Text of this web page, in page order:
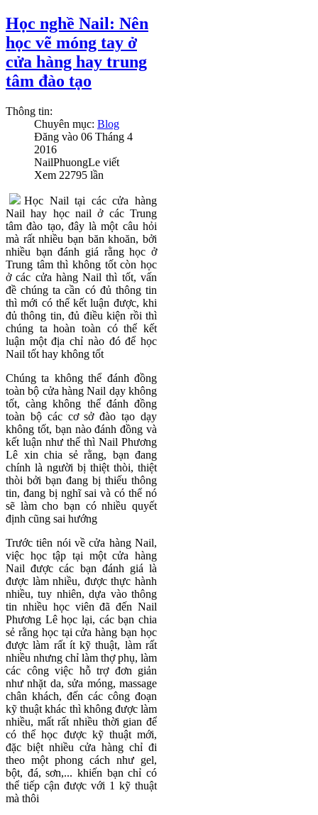
Học nghề Nail: Nên
học vẽ móng tay ở
cửa hàng hay trung
tâm đào tạo
Thông tin:
Chuyên mục: Blog
Đăng vào 06 Tháng 4
2016
NailPhuongLe viết
Xem 22795 lần
Học Nail tại các cửa hàng
Nail hay học nail ở các Trung
tâm đào tạo, đây là một câu hỏi
mà rất nhiều bạn băn khoăn, bởi
nhiều bạn đánh giá rằng học ở
Trung tâm thì không tốt còn học
ở các cửa hàng Nail thì tốt, vấn
đề chúng ta cần có đủ thông tin
thì mới có thể kết luận được, khi
đủ thông tin, đủ điều kiện rồi thì
chúng ta hoàn toàn có thể kết
luận một địa chỉ nào đó để học
Nail tốt hay không tốt
Chúng ta không thể đánh đồng
toàn bộ cửa hàng Nail dạy không
tốt, càng không thể đánh đồng
toàn bộ các cơ sở đào tạo dạy
không tốt, bạn nào đánh đồng và
kết luận như thế thì Nail Phương
Lê xin chia sẻ rằng, bạn đang
chính là người bị thiệt thòi, thiệt
thòi bởi bạn đang bị thiếu thông
tin, đang bị nghĩ sai và có thể nó
sẽ làm cho bạn có nhiều quyết
định cũng sai hướng
Trước tiên nói về cửa hàng Nail,
việc học tập tại một cửa hàng
Nail được các bạn đánh giá là
được làm nhiều, được thực hành
nhiều, tuy nhiên, dựa vào thông
tin nhiều học viên đã đến Nail
Phương Lê học lại, các bạn chia
sẻ rằng học tại cửa hàng bạn học
được làm rất ít kỹ thuật, làm rất
nhiều nhưng chỉ làm thợ phụ, làm
các công việc hỗ trợ đơn giản
như nhặt da, sửa móng, massage
chân khách, đến các công đoạn
kỹ thuật khác thì không được làm
nhiều, mất rất nhiều thời gian để
có thể học được kỹ thuật mới,
đặc biệt nhiều cửa hàng chỉ đi
theo một phong cách như gel,
bột, đá, sơn,... khiến bạn chỉ có
thể tiếp cận được với 1 kỹ thuật
mà thôi